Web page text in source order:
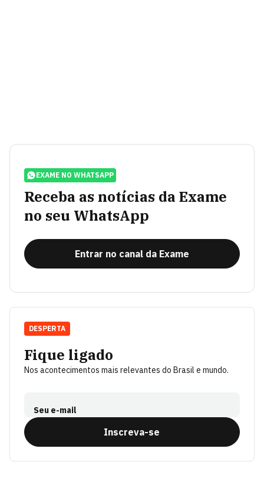
EXAME NO WHATSAPP
Receba as notícias da Exame
no seu WhatsApp
Entrar no canal da Exame
Fique ligado
Nos acontecimentos mais relevantes do Brasil e mundo.
Seu e-mail
Inscreva-se
DESPERTA